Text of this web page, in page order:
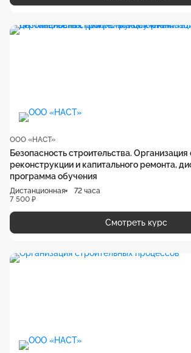
ООО «НАСТ»
Безопасность строительства. Организация
реконструкции и капитального ремонта,
программа обучения
Дистанционная
72 часа
7 500 ₽
Смотреть курс